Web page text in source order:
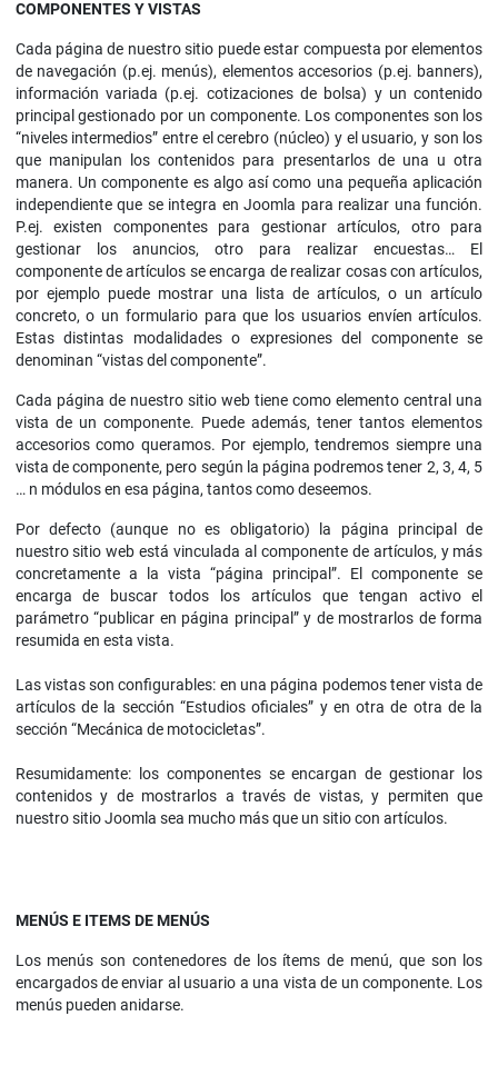
COMPONENTES Y VISTAS
Cada página de nuestro sitio puede estar compuesta por elementos
de navegación (p.ej. menús), elementos accesorios (p.ej. banners),
información variada (p.ej. cotizaciones de bolsa) y un contenido
principal gestionado por un componente. Los componentes son los
“niveles intermedios” entre el cerebro (núcleo) y el usuario, y son los
que manipulan los contenidos para presentarlos de una u otra
manera. Un componente es algo así como una pequeña aplicación
independiente que se integra en Joomla para realizar una función.
P.ej. existen componentes para gestionar artículos, otro para
gestionar los anuncios, otro para realizar encuestas… El
componente de artículos se encarga de realizar cosas con artículos,
por ejemplo puede mostrar una lista de artículos, o un artículo
concreto, o un formulario para que los usuarios envíen artículos.
Estas distintas modalidades o expresiones del componente se
denominan “vistas del componente”.
Cada página de nuestro sitio web tiene como elemento central una
vista de un componente. Puede además, tener tantos elementos
accesorios como queramos. Por ejemplo, tendremos siempre una
vista de componente, pero según la página podremos tener 2, 3, 4, 5
… n módulos en esa página, tantos como deseemos.
Por defecto (aunque no es obligatorio) la página principal de
nuestro sitio web está vinculada al componente de artículos, y más
concretamente a la vista “página principal”. El componente se
encarga de buscar todos los artículos que tengan activo el
parámetro “publicar en página principal” y de mostrarlos de forma
resumida en esta vista.
Las vistas son configurables: en una página podemos tener vista de
artículos de la sección “Estudios oficiales” y en otra de otra de la
sección “Mecánica de motocicletas”.
Resumidamente: los componentes se encargan de gestionar los
contenidos y de mostrarlos a través de vistas, y permiten que
nuestro sitio Joomla sea mucho más que un sitio con artículos.
MENÚS E ITEMS DE MENÚS
Los menús son contenedores de los ítems de menú, que son los
encargados de enviar al usuario a una vista de un componente. Los
menús pueden anidarse.